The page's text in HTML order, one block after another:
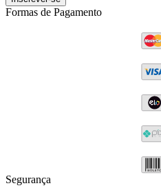
Formas de Pagamento
Segurança